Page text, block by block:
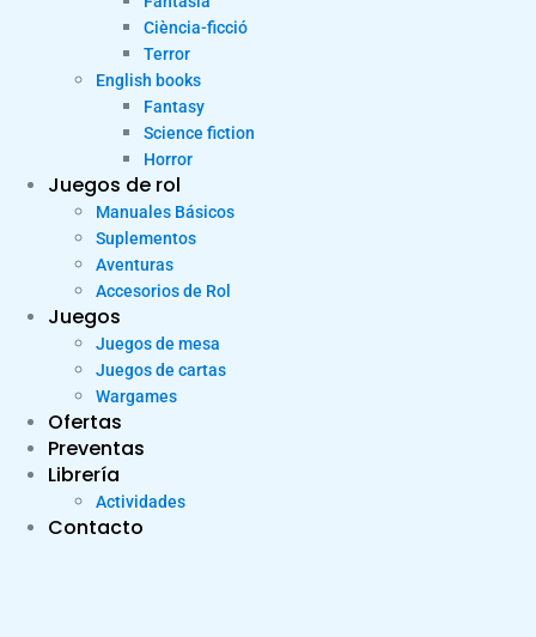
Ciència-ficció
Terror
English books
Fantasy
Science fiction
Horror
Juegos de rol
Manuales Básicos
Suplementos
Aventuras
Accesorios de Rol
Juegos
Juegos de mesa
Juegos de cartas
Wargames
Ofertas
Preventas
Librería
Actividades
Contacto